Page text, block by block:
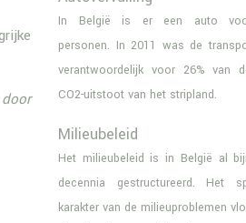
In België is er een auto
personen. In 2011 was de
verantwoordelijk voor 26% van
CO2-uitstoot van het stripland.
Milieubeleid
Het milieubeleid is in België al
decennia gestructureerd. Het
karakter van de milieuproblemen